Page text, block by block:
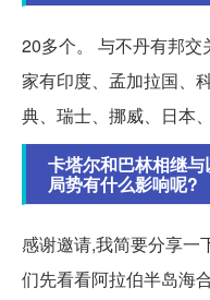
20多个。 与不丹有邦
家有印度、孟加拉国、
典、瑞士、挪威、日本
卡塔尔和巴林相继
局势有什么影响呢?
感谢邀请,我简要分享一
们先看看阿拉伯半岛海